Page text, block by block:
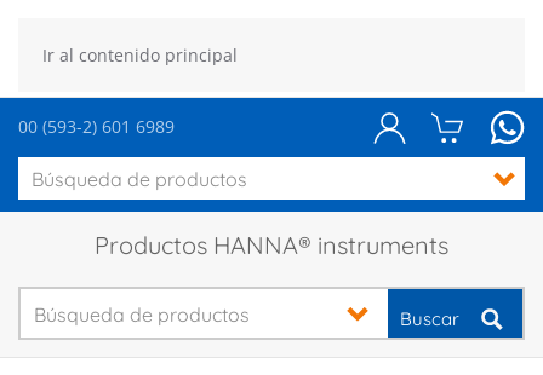
Ir al contenido principal
00 (593-2) 601 6989
Productos HANNA® instruments
Buscar